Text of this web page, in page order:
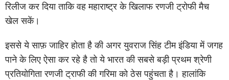
रिलीज कर दिया ताकि वह महाराष्ट्र के खिलाफ रणजी ट्रोफी मैच
खेल सकें।
इससे ये साफ़ जाहिर होता है की अगर युवराज सिंह टीम इंडिया में जगह
पाने के लिए ऐसा कर रहे है तो ये भारत की सबसे बड़ी प्रथम श्रेणी
प्रतियोगिता रणजी ट्राफी की गरिमा को ठेस पहुंचता है। हालांकि